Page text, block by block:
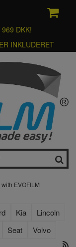
DKK!
INKLUDERET
EVOFILM
Kia
Lincoln
Seat
Volvo